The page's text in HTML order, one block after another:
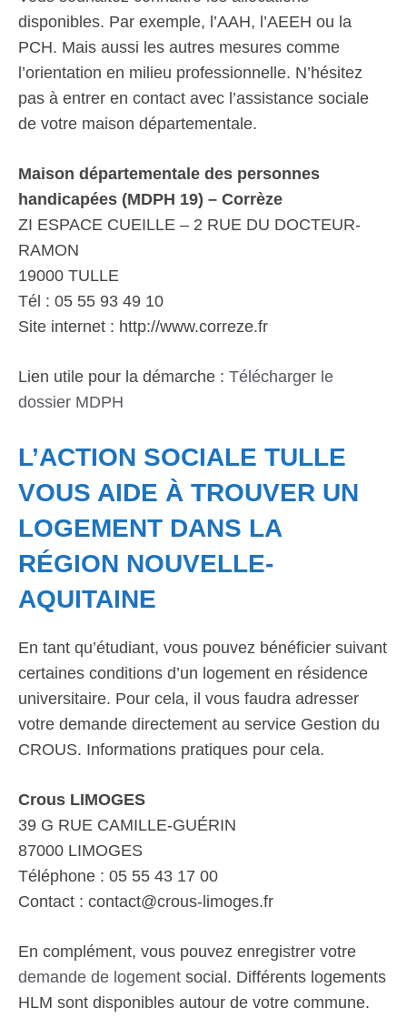
disponibles. Par exemple, l’AAH, l’AEEH ou la
PCH. Mais aussi les autres mesures comme
l’orientation en milieu professionnelle. N’hésitez
pas à entrer en contact avec l’assistance sociale
de votre maison départementale.
Maison départementale des personnes
handicapées (MDPH 19) – Corrèze
ZI ESPACE CUEILLE – 2 RUE DU DOCTEUR-
RAMON
19000 TULLE
Tél : 05 55 93 49 10
Site internet : http://www.correze.fr
Lien utile pour la démarche : Télécharger le
dossier MDPH
L’ACTION SOCIALE TULLE
VOUS AIDE À TROUVER UN
LOGEMENT DANS LA
RÉGION NOUVELLE-
AQUITAINE
En tant qu’étudiant, vous pouvez bénéficier suivant
certaines conditions d’un logement en résidence
universitaire. Pour cela, il vous faudra adresser
votre demande directement au service Gestion du
CROUS. Informations pratiques pour cela.
Crous LIMOGES
39 G RUE CAMILLE-GUÉRIN
87000 LIMOGES
Téléphone : 05 55 43 17 00
Contact : contact@crous-limoges.fr
En complément, vous pouvez enregistrer votre
demande de logement social. Différents logements
HLM sont disponibles autour de votre commune.